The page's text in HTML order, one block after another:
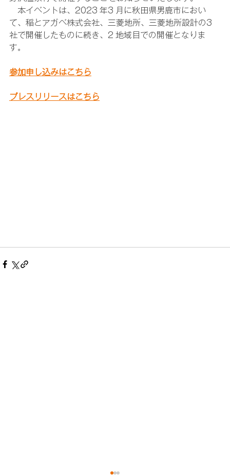
本イベントは、2023 年3 月に秋田県男鹿市におい
て、稲とアガベ株式会社、三菱地所、三菱地所設計の3
社で開催したものに続き、2 地域目での開催となりま
す。
参加申し込みはこちら
プレスリリースはこちら